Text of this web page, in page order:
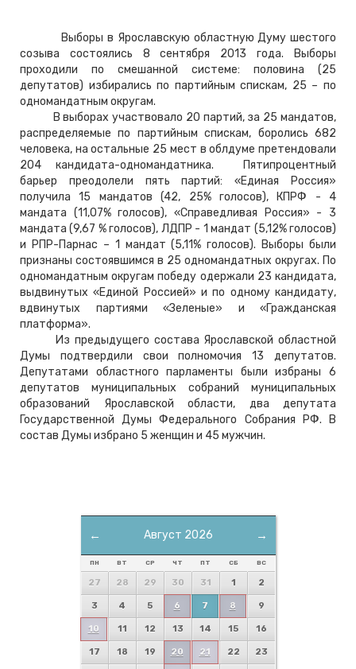
Выборы в Ярославскую областную Думу шестого
созыва состоялись 8 сентября 2013 года. Выборы
проходили по смешанной системе: половина (25
депутатов) избирались по партийным спискам, 25 – по
одномандатным округам.
В выборах участвовало 20 партий, за 25 мандатов,
распределяемые по партийным спискам, боролись 682
человека, на остальные 25 мест в облдуме претендовали
204 кандидата-одномандатника. Пятипроцентный
барьер преодолели пять партий: «Единая Россия»
получила 15 мандатов (42, 25% голосов), КПРФ - 4
мандата (11,07% голосов), «Справедливая Россия» - 3
мандата (9,67 % голосов), ЛДПР - 1 мандат (5,12% голосов)
и РПР-Парнас – 1 мандат (5,11% голосов). Выборы были
признаны состоявшимся в 25 одномандатных округах. По
одномандатным округам победу одержали 23 кандидата,
выдвинутых «Единой Россией» и по одному кандидату,
вдвинутых партиями «Зеленые» и «Гражданская
платформа».
Из предыдущего состава Ярославской областной
Думы подтвердили свои полномочия 13 депутатов.
Депутатами областного парламенты были избраны 6
депутатов муниципальных собраний муниципальных
образований Ярославской области, два депутата
Государственной Думы Федерального Собрания РФ. В
состав Думы избрано 5 женщин и 45 мужчин.
← →
Август 2026
ПН ВТ СР ЧТ ПТ СБ ВС
27 28 29 30 31 1 2
3 4 5 6 7 8 9
10 11 12 13 14 15 16
17 18 19 20 21 22 23